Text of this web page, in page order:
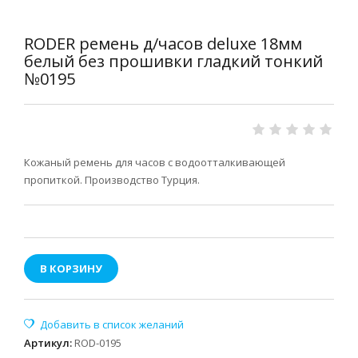
RODER ремень д/часов deluxe 18мм
белый без прошивки гладкий тонкий
№0195
Кожаный ремень для часов с водоотталкивающей
пропиткой. Производство Турция.
В КОРЗИНУ
Артикул: ROD-0195